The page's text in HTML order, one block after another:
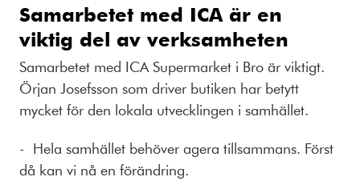
Samarbetet med ICA är en
viktig del av verksamheten
Samarbetet med ICA Supermarket i Bro är viktigt.
Örjan Josefsson som driver butiken har betytt
mycket för den lokala utvecklingen i samhället.
- Hela samhället behöver agera tillsammans. Först
då kan vi nå en förändring.